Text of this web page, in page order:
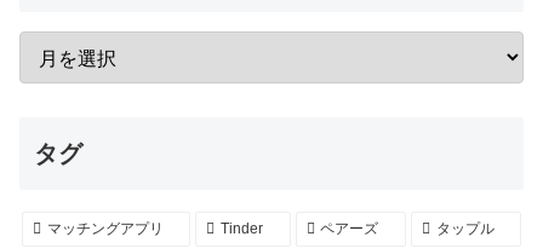
タグ
マッチングアプリ Tinder ペアーズ タップル